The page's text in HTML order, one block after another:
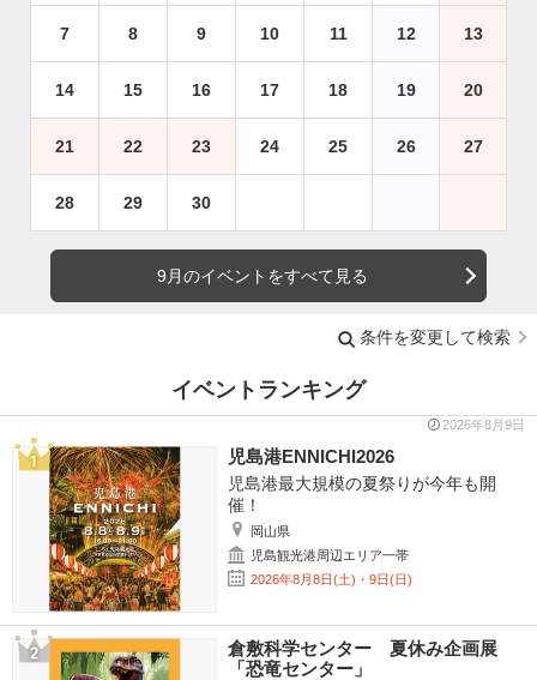
7 8 9 10 11 12 13
14 15 16 17 18 19 20
21 22 23 24 25 26 27
28 29 30
9月のイベントをすべて見る
条件を変更して検索
イベントランキング
2026年8月9日
児島港ENNICHI2026
児島港最大規模の夏祭りが今年も開
催！
岡山県
児島観光港周辺エリア一帯
2026年8月8日(土)・9日(日)
倉敷科学センター 夏休み企画展
「恐竜センター」